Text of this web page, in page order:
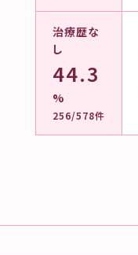
治療歴な
し
44.3
%
256/578件